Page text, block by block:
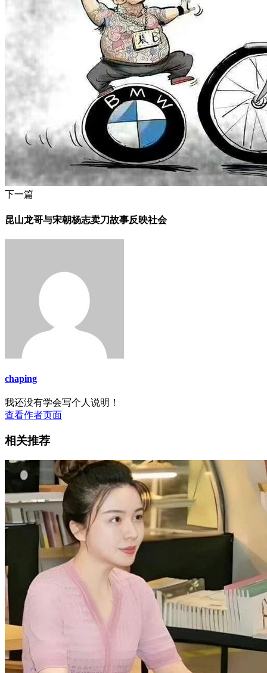
下一篇
昆山龙哥与宋朝杨志卖刀故事反映社会
chaping
我还没有学会写个人说明！
查看作者页面
相关推荐